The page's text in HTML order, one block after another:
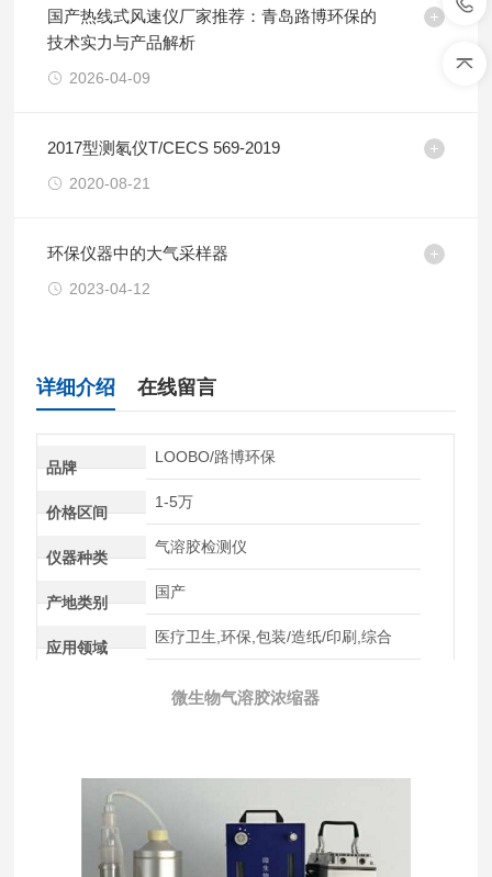
国产热线式风速仪厂家推荐：青岛路博环保的
技术实力与产品解析
2026-04-09
2017型测氡仪T/CECS 569-2019
2020-08-21
环保仪器中的大气采样器
2023-04-12
详细介绍 在线留言
品牌
LOOBO/路博环保
价格区间
1-5万
仪器种类
气溶胶检测仪
产地类别
国产
应用领域
医疗卫生,环保,包装/造纸/印刷,综合
微生物气溶胶浓缩器